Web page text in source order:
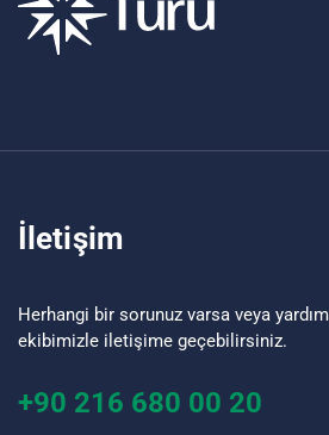
İletişim
Herhangi bir sorunuz varsa veya
ekibimizle iletişime geçebilirsiniz.
+90 216 680 00 20